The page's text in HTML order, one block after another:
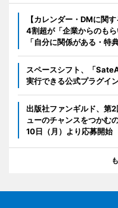
【カレンダー・DMに関
4割超が「企業からのも
「自分に関係がある・特
スペースシフト、「
実行できる公式プラグイ
出版社ファンギルド、第
ューのチャンスをつかむ
10日（月）より応募開始